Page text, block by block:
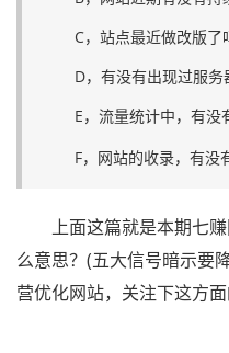
C，站点最近做改版了
D，有没有出现过服务
E，流量统计中，有没
F，网站的收录，有没有
上面这篇就是本期七赚
么意思？(五大信号暗示要
营优化网站，关注下这方